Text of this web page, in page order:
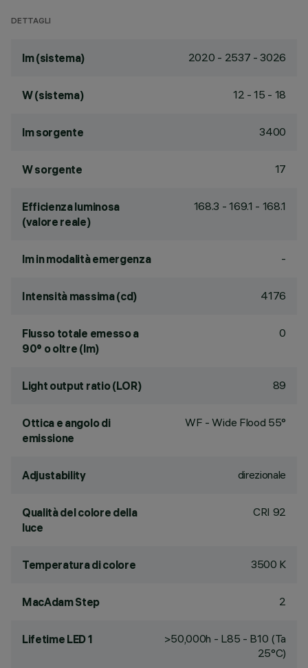
DETTAGLI
lm (sistema) 2020 - 2537 - 3026
W (sistema) 12 - 15 - 18
lm sorgente 3400
W sorgente 17
Efficienza luminosa
(valore reale)
168.3 - 169.1 - 168.1
lm in modalità emergenza -
Intensità massima (cd) 4176
Flusso totale emesso a
90° o oltre (lm)
0
Light output ratio (LOR) 89
Ottica e angolo di
emissione
WF - Wide Flood 55°
Adjustability direzionale
Qualità del colore della
luce
CRI 92
Temperatura di colore 3500 K
MacAdam Step 2
Lifetime LED 1
>50,000h - L85 - B10 (Ta
25°C)